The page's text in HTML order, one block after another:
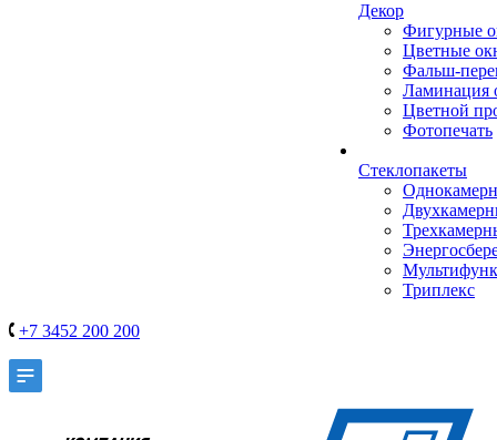
Декор
Фигурные
Цветные
Фальш-
Ламинация
Цветной
Фотопечать
Стеклопакеты
Триплекс
+7 3452 200 200